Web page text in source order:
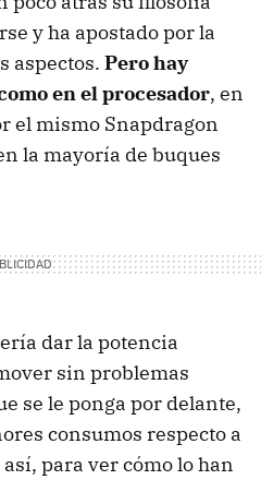
y ha apostado por la
aspectos. Pero hay
en el procesador, en
el mismo Snapdragon
la mayoría de buques
dar la potencia
sin problemas
se le ponga por delante,
consumos respecto a
para ver cómo lo han